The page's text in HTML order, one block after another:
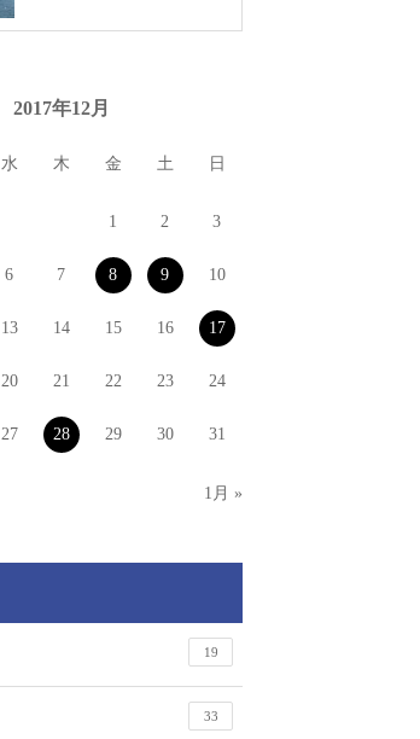
2017年12月
水 木 金 土 日
1 2 3
6 7 8 9 10
13 14 15 16 17
20 21 22 23 24
27 28 29 30 31
1月 »
19
33